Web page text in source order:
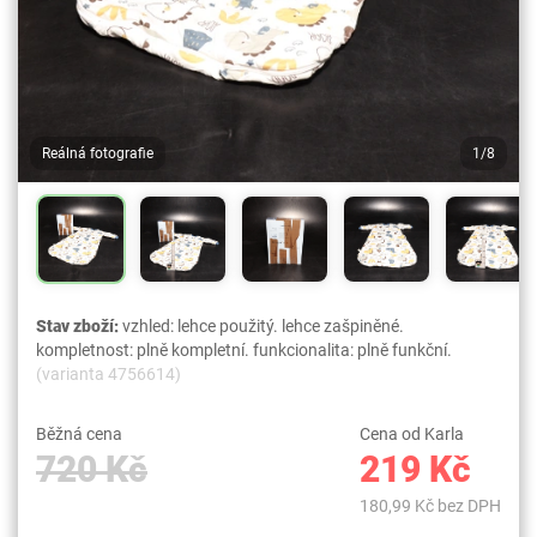
Reálná fotografie 1/8
Stav zboží:vzhled: lehce použitý. lehce zašpiněné.
kompletnost: plně kompletní. funkcionalita: plně funkční.
(varianta 4756614)
Běžná cena
720 Kč
Cena od Karla
219 Kč
180,99 Kč bez DPH